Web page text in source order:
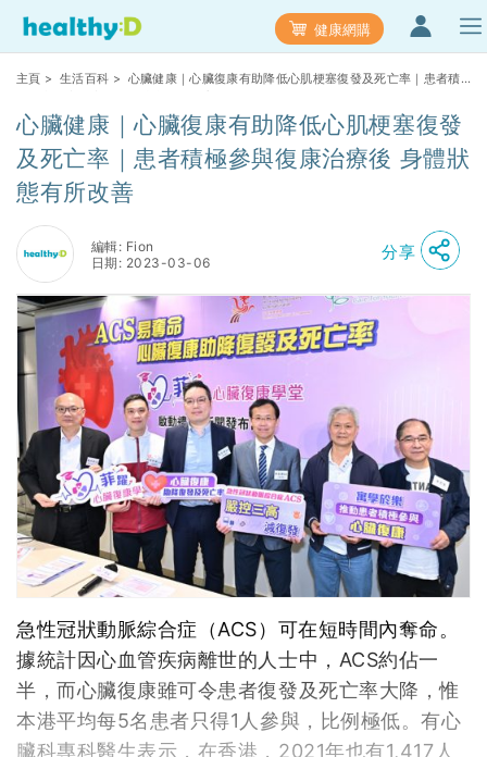
健康網購
主頁 > 生活百科 > 心臟健康｜心臟復康有助降低心肌梗塞復發及死亡率｜患者積
心臟健康｜心臟復康有助降低心肌梗塞復發
及死亡率｜患者積極參與復康治療後 身體狀
態有所改善
編輯: Fion
日期: 2023-03-06
分享
急性冠狀動脈綜合症（ACS）可在短時間內奪命。
據統計因心血管疾病離世的人士中，ACS約佔一
半，而心臟復康雖可令患者復發及死亡率大降，惟
本港平均每5名患者只得1人參與，比例極低。有心
臟科專科醫生表示，在香港，2021年也有1,417人